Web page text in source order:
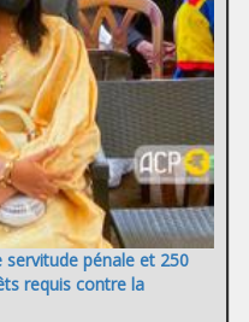
pénale et 250
requis contre la